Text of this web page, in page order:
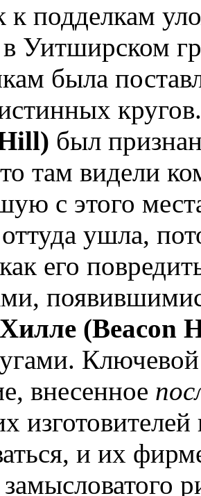
к подделкам
Уитширском
была
был
там видели
с этого
ушла,
его
(Beacon
Ключевой
внесенное
и их
замысловатого